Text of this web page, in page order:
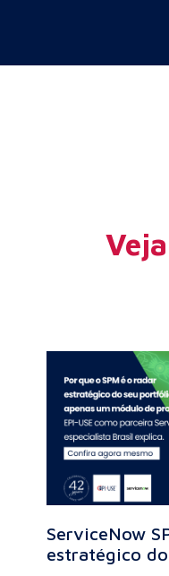
ServiceNow
estratégico